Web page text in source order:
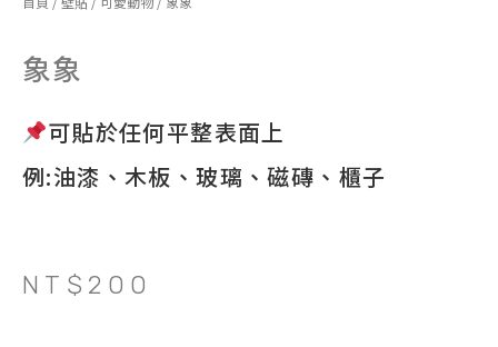
象象
可貼於任何平整表面上
例:油漆、木板、玻璃、磁磚、櫃子
NT$ 200